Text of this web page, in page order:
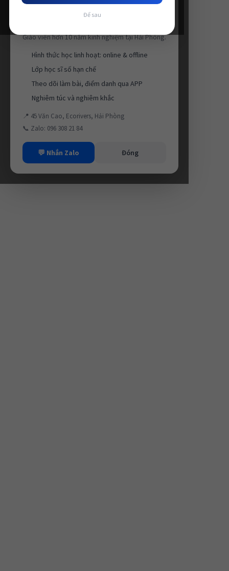
Giáo viên hơn 10 năm kinh nghiệm tại Hải Phòng.
Hình thức học linh hoạt: online & offline
Lớp học sĩ số hạn chế
Theo dõi làm bài, điểm danh qua APP
Nghiêm túc và nghiêm khắc
📍 45 Văn Cao, Ecorivers, Hải Phòng
📞 Zalo: 096 308 21 84
💬 Nhắn Zalo Đóng
Để sau